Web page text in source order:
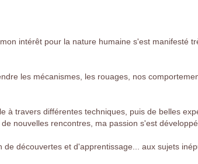
intérêt pour la nature humaine s'est manifesté
les mécanismes, les rouages, nos
à travers différentes techniques, puis de belles
nouvelles rencontres, ma passion s'est
de découvertes et d'apprentissage... aux sujets